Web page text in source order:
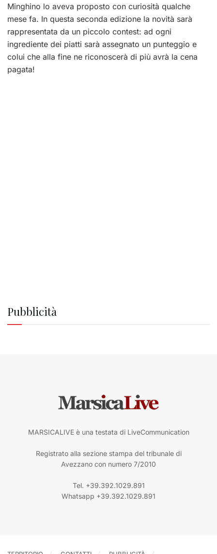
Minghino lo aveva proposto con curiosità qualche
mese fa. In questa seconda edizione la novità sarà
rappresentata da un piccolo contest: ad ogni
ingrediente dei piatti sarà assegnato un punteggio e
colui che alla fine ne riconoscerà di più avrà la cena
pagata!
Pubblicità
MARSICALIVE è una testata di LiveCommunication
Registrato alla sezione stampa del tribunale di
Avezzano con numero 7/2010
Tel. +39.392.1029.891
Whatsapp +39.392.1029.891